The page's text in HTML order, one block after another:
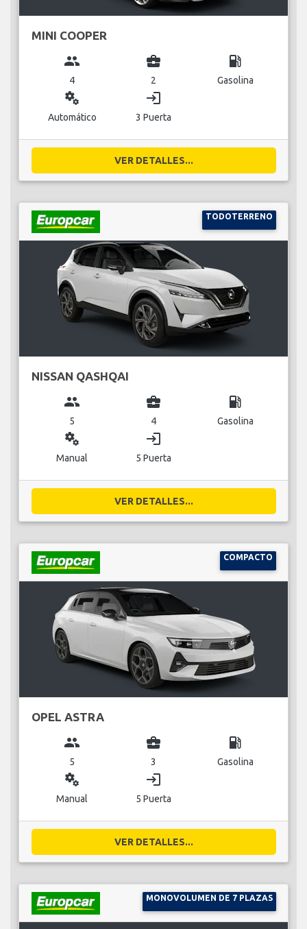
MINI COOPER
group
4
business_center
2
local_gas_station
Gasolina
miscellaneous_services
Automático
login
3 Puerta
VER DETALLES...
TODOTERRENO
NISSAN QASHQAI
group
5
business_center
4
local_gas_station
Gasolina
miscellaneous_services
Manual
login
5 Puerta
VER DETALLES...
COMPACTO
OPEL ASTRA
group
5
business_center
3
local_gas_station
Gasolina
miscellaneous_services
Manual
login
5 Puerta
VER DETALLES...
MONOVOLUMEN DE 7 PLAZAS